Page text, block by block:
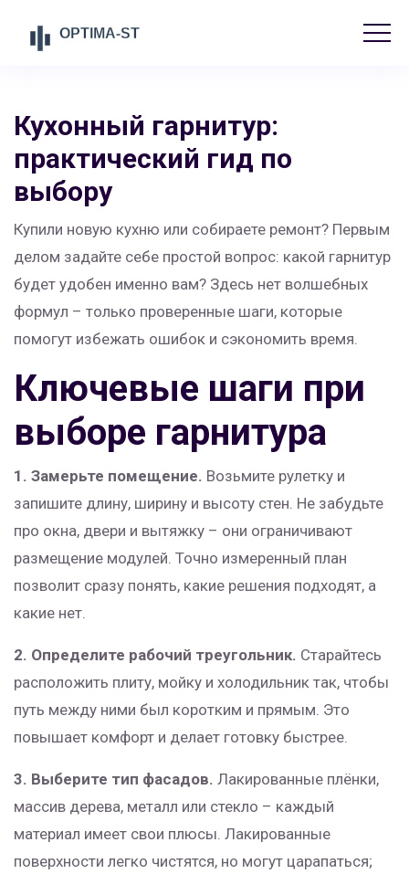
Кухонный гарнитур:
практический гид по
выбору
Купили новую кухню или собираете ремонт? Первым
делом задайте себе простой вопрос: какой гарнитур
будет удобен именно вам? Здесь нет волшебных
формул – только проверенные шаги, которые
помогут избежать ошибок и сэкономить время.
Ключевые шаги при
выборе гарнитура
1. Замерьте помещение. Возьмите рулетку и
запишите длину, ширину и высоту стен. Не забудьте
про окна, двери и вытяжку – они ограничивают
размещение модулей. Точно измеренный план
позволит сразу понять, какие решения подходят, а
какие нет.
2. Определите рабочий треугольник. Старайтесь
расположить плиту, мойку и холодильник так, чтобы
путь между ними был коротким и прямым. Это
повышает комфорт и делает готовку быстрее.
3. Выберите тип фасадов. Лакированные плёнки,
массив дерева, металл или стекло – каждый
материал имеет свои плюсы. Лакированные
поверхности легко чистятся, но могут царапаться;